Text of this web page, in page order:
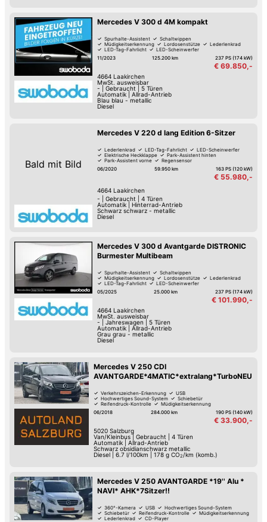
Mercedes V 300 d 4M kompakt
Spurhalte-Assistent
Schaltwippen
Müdigkeitserkennung
Lordosenstütze
Lederlenkrad
LED-Tag-Fahrlicht
LED-Scheinwerfer
Elektrische Heckklappe
11/2023 125.200 km 237 PS (174 kW)
€ 69.850,-
4664 Laakirchen
MwSt. ausweisbar
-
Gebraucht
5 Türen
Automatik| Allrad-Antrieb
Blau blau - metallic
Diesel
Bald mit Bild
Mercedes V 220 d lang Edition 6-Sitzer
Lederlenkrad LED-Tag-Fahrlicht
LED-Scheinwerfer
Elektrische Heckklappe
Park-Assistent hinten
Park-Assistent vorne
Regensensor
Isofix Kindersitz-Befestigung
06/2020 59.950 km 163 PS (120 kW)
€ 55.980,-
4664 Laakirchen
-
Gebraucht
4 Türen
Automatik| Hinterrad-Antrieb
Schwarz schwarz - metallic
Diesel
Mercedes V 300 d Avantgarde DISTRONIC
Burmester Multibeam
Spurhalte-Assistent
Schaltwippen
Müdigkeitserkennung
Lordosenstütze
Lederlenkrad
LED-Tag-Fahrlicht
LED-Scheinwerfer
05/2025 25.000 km 237 PS (174 kW)
€ 101.990,-
4664 Laakirchen
MwSt. ausweisbar
-
Jahreswagen
5 Türen
Automatik| Allrad-Antrieb
Grau grau - metallic
Diesel
Mercedes V 250 CDI
AVANTGARDE*4MATIC*extralang*TurboNEU*
Verkehrszeichen-Erkennung
USB
Hochwertiges Sound-System
Schiebetür
Reifendruck-Kontrolle
Müdigkeitserkennung
06/2018 284.000 km 190 PS (140 kW)
€ 33.900,-
5020 Salzburg
Van/Kleinbus|Gebraucht
4 Türen
Automatik |Allrad-Antrieb
Schwarz obsidianschwarz metallic
Diesel
|6.7 l/100km |178 g CO2/km (komb.)
Mercedes V 250 AVANTGARDE *19'' Alu *
NAVI* AHK*7Sitzer!!
360°-Kamera USB
Hochwertiges Sound-System
Schiebetür
Reifendruck-Kontrolle
Müdigkeitserkennung
Lederlenkrad
CD-Player